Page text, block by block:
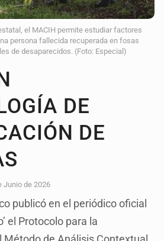
el MACIH permite estudiar factores
persona fallecida recuperada en fosas
de desaparecidos. (Foto: Especial)
DE
DE
Junio de 2026
publicó en el periódico oficial
el Protocolo para la